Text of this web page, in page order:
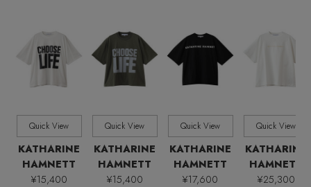
販売状況
Quick View
KATHARINE
HAMNETT
¥15,400
Quick View
KATHARINE
HAMNETT
¥15,400
Quick View
KATHARINE
HAMNETT
¥17,600
Quick View
KATHARINE
HAMNETT
¥25,300